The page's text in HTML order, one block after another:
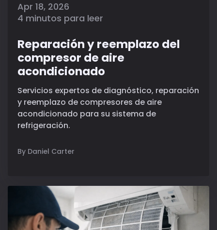
Apr 18, 2026
4 minutos para leer
Reparación y reemplazo del
compresor de aire
acondicionado
Servicios expertos de diagnóstico, reparación
y reemplazo de compresores de aire
acondicionado para su sistema de
refrigeración.
By Daniel Carter